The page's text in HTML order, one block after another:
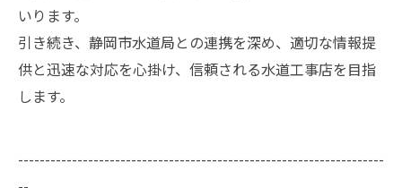
いります。
引き続き、静岡市水道局との連携を深め、適切な情報提
供と迅速な対応を心掛け、信頼される水道工事店を目指
します。
--------------------------------------------------------------------